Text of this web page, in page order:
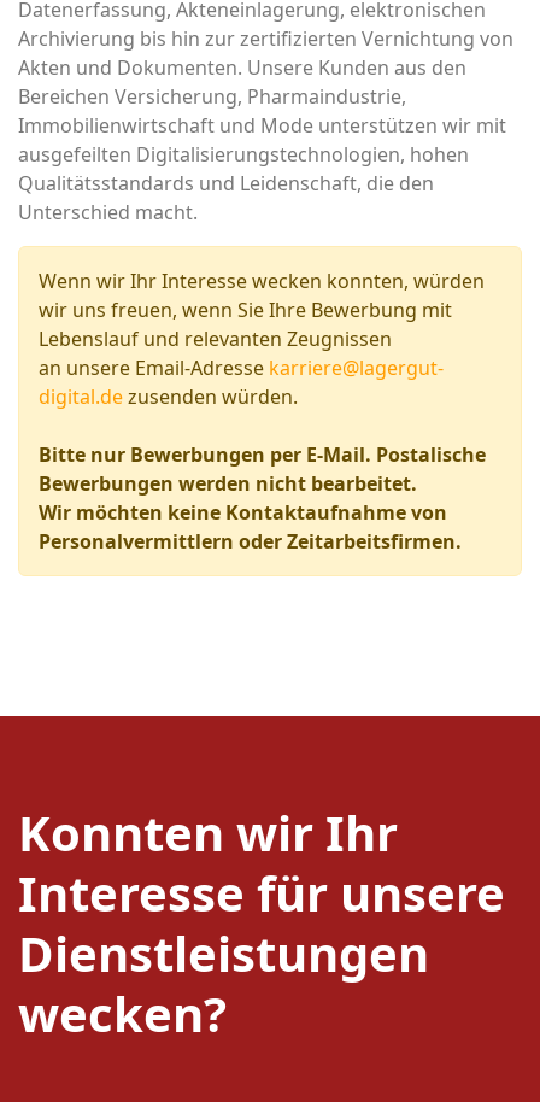
Datenerfassung, Akteneinlagerung, elektronischen
Archivierung bis hin zur zertifizierten Vernichtung von
Akten und Dokumenten. Unsere Kunden aus den
Bereichen Versicherung, Pharmaindustrie,
Immobilienwirtschaft und Mode unterstützen wir mit
ausgefeilten Digitalisierungstechnologien, hohen
Qualitätsstandards und Leidenschaft, die den
Unterschied macht.
Wenn wir Ihr Interesse wecken konnten, würden
wir uns freuen, wenn Sie Ihre Bewerbung mit
Lebenslauf und relevanten Zeugnissen
an unsere Email-Adresse karriere@lagergut-
digital.dezusenden würden.
Bitte nur Bewerbungen per E-Mail. Postalische
Bewerbungen werden nicht bearbeitet.
Wir möchten keine Kontaktaufnahme von
Personalvermittlern oder Zeitarbeitsfirmen.
Konnten wir Ihr
Interesse für unsere
Dienstleistungen
wecken?